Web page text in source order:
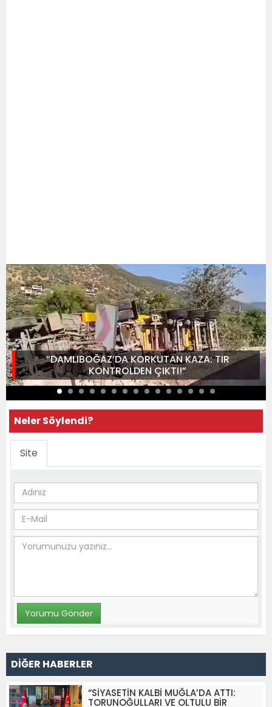
“DAMLIBOĞAZ’DA KORKUTAN KAZA: TIR
KONTROLDEN ÇIKTI!”
Neler Söylendi?
Site
DİĞER HABERLER
“SİYASETİN KALBİ MUĞLA’DA ATTI:
TORUNOĞULLARI VE OLTULU BİR